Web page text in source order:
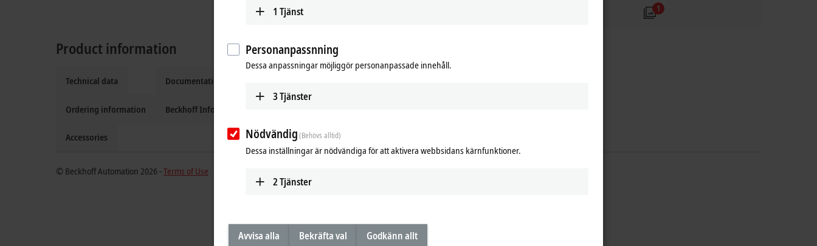
1
Product information
Technical data
Ordering information
Accessories
Documentation and downloads
Beckhoff Information System
© Beckhoff Automation 2026 -Terms of Use
1 Tjänst
Personanpassnning
Dessa anpassningar möjliggör personanpassade innehåll.
3Tjänster
Nödvändig(Behövs alltid)
Dessa inställningar är nödvändiga för att aktivera webbsidans kärnfunktioner.
2Tjänster
Avvisa alla Bekräfta val Godkänn allt